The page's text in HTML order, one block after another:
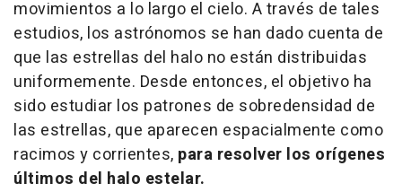
movimientos a lo largo el cielo. A través de tales
estudios, los astrónomos se han dado cuenta de
que las estrellas del halo no están distribuidas
uniformemente. Desde entonces, el objetivo ha
sido estudiar los patrones de sobredensidad de
las estrellas, que aparecen espacialmente como
racimos y corrientes, para resolver los orígenes
últimos del halo estelar.